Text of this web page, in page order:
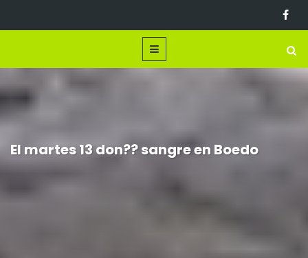
El martes 13 don?? sangre en Boedo